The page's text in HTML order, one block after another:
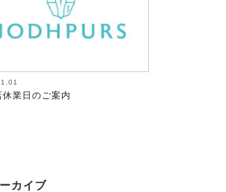
）【～馬にたずさわる人全て
カイブ